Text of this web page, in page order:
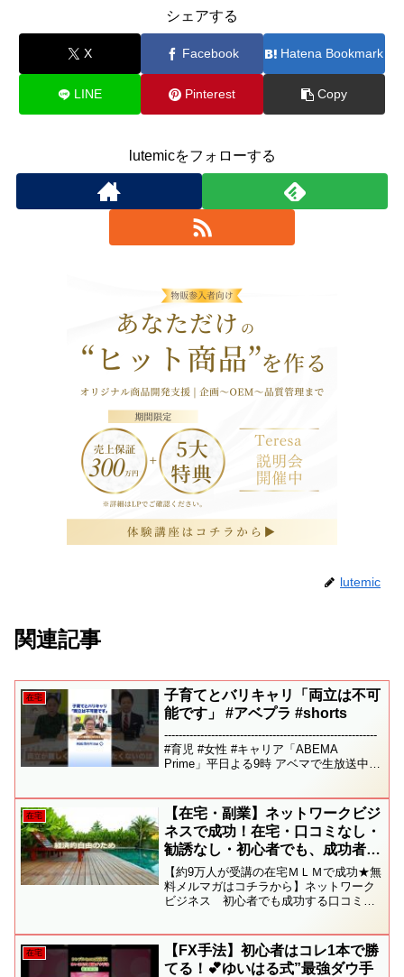
シェアする
X Facebook Hatena Bookmark
LINE Pinterest Copy
lutemicをフォローする
lutemic
関連記事
在宅
子育てとバリキャリ「両立は不可
能です」 #アベプラ #shorts
-----------------------------------------------------------
#育児 #女性 #キャリア「ABEMA
Prime」平日よる9時 アベマで生放送中◆
在宅
【在宅・副業】ネットワークビジ
ネスで成功！在宅・口コミなし・
勧誘なし・初心者でも、成功者続
出の秘密
【約9万人が受講の在宅ＭＬＭで成功★無
料メルマガはコチラから】ネットワーク
ビジネス 初心者でも成功する口コミな
全在宅型ネットワークビジネスについ
て、成功ノウハウを無料メ...
在宅
【FX手法】初心者はコレ1本で勝
てる！💕ゆいはる式”最強ダウ手